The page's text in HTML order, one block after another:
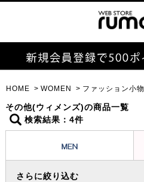
HOME WOMEN ファッション小物
その他(ウィメンズ)の商品一覧
検索結果：4件
さらに絞り込む